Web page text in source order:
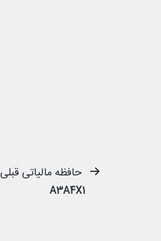
راهبری
نوشته
حافظه مالیاتی قبلی
A3A4X1